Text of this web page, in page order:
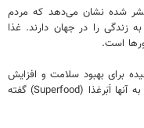
شده نشان می‌دهد که مردم
زندگی را در جهان دارند. غذا
است.
برای بهبود سلامت و افزایش
عمر خود هستند؛ غذاهایی که در اصطلاح تجاری به آنها اَبَرغذا (Superfood) گفته